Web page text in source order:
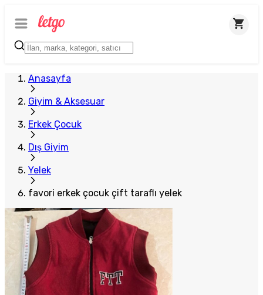
Anasayfa
Giyim & Aksesuar
Erkek Çocuk
Dış Giyim
Yelek
favori erkek çocuk çift taraflı yelek
Plus Satıcı